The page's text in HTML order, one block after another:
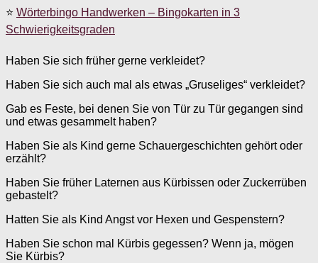
⭐ Wörterbingo Handwerken – Bingokarten in 3
Schwierigkeitsgraden
Haben Sie sich früher gerne verkleidet?
Haben Sie sich auch mal als etwas „Gruseliges“ verkleidet?
Gab es Feste, bei denen Sie von Tür zu Tür gegangen sind
und etwas gesammelt haben?
Haben Sie als Kind gerne Schauergeschichten gehört oder
erzählt?
Haben Sie früher Laternen aus Kürbissen oder Zuckerrüben
gebastelt?
Hatten Sie als Kind Angst vor Hexen und Gespenstern?
Haben Sie schon mal Kürbis gegessen? Wenn ja, mögen
Sie Kürbis?